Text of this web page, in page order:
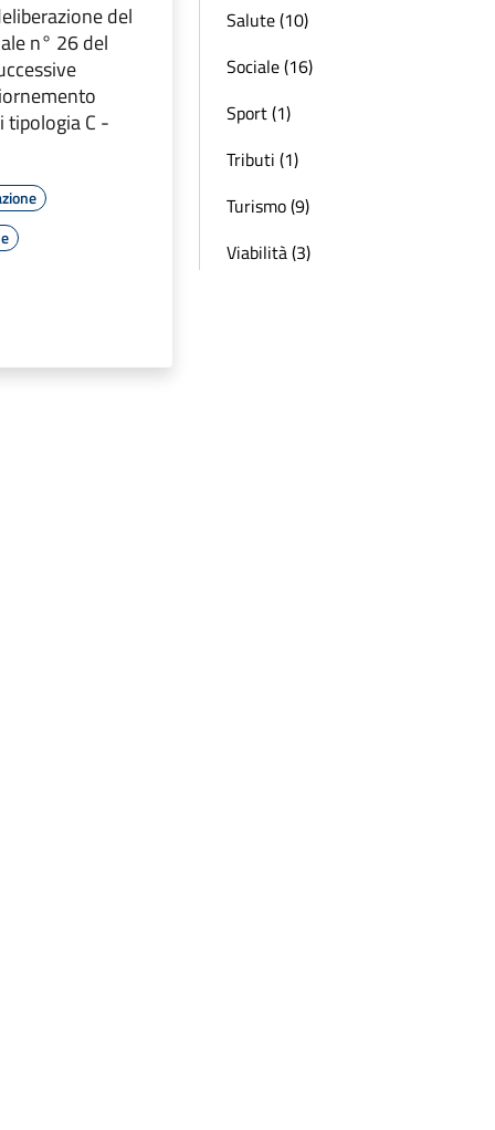
del
n° 26 del
C -
Salute (10)
Sociale (16)
Sport (1)
Tributi (1)
Turismo (9)
Viabilità (3)